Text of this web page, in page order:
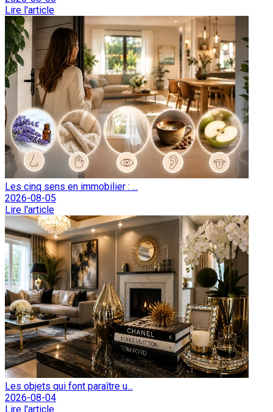
Lire l'article
Les cinq sens en immobilier : ...
2026-08-05
Lire l'article
Les objets qui font paraître u...
2026-08-04
Lire l'article